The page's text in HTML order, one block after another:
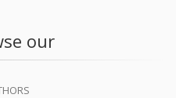
our